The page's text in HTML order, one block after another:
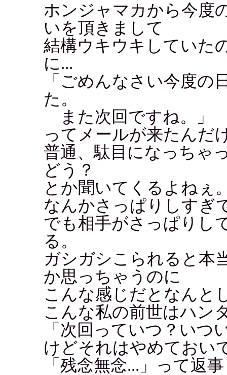
ホンジャマカから今度
いを頂きまして
結構ウキウキしていた
に...
「ごめんなさい今度の
た。
また次回ですね。」
ってメールが来たんだ
普通、駄目になっちゃ
どう？
とか聞いてくるよねぇ
なんかさっぱりしすぎ
でも相手がさっぱりし
る。
ガシガシこられると本
か思っちゃうのに
こんな感じだとなんと
こんな私の前世はハン
「次回っていつ？いつ
けどそれはやめておい
「残念無念...」って返